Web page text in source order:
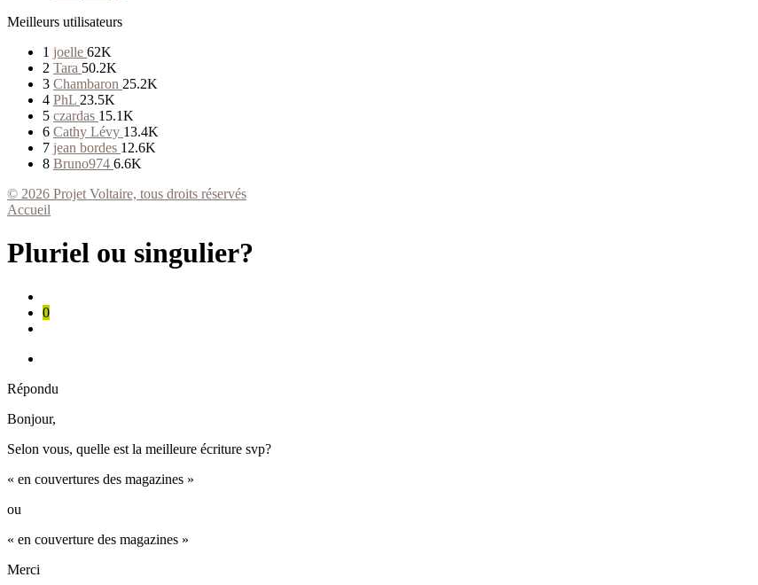
Meilleurs utilisateurs
1 joelle 62K
2 Tara 50.2K
3 Chambaron 25.2K
4 PhL 23.5K
5 czardas 15.1K
6 Cathy Lévy 13.4K
7 jean bordes 12.6K
8 Bruno974 6.6K
© 2026 Projet Voltaire, tous droits réservés
Accueil
Pluriel ou singulier?
0
Répondu
Bonjour,
Selon vous, quelle est la meilleure écriture svp?
« en couvertures des magazines »
ou
« en couverture des magazines »
Merci